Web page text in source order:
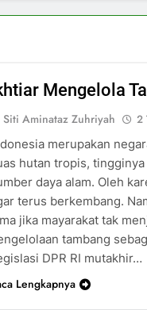
Mengelola
Siti Aminataz Zuhriyah 2
merupakan
hutan tropis,
daya alam. Oleh
terus berkembang.
jika mayarakat tak
tambang
DPR RI mutakhir…
Lengkapnya